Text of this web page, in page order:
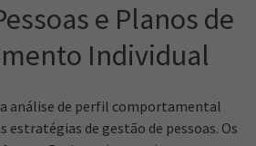
e Planos de
Individual
análise de perfil comportamental
estratégias de gestão de pessoas. Os